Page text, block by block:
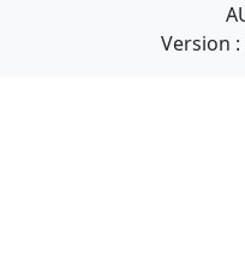
Version